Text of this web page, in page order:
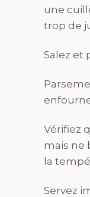
une
trop de
Salez et
Vérifiez
mais ne
la
Servez